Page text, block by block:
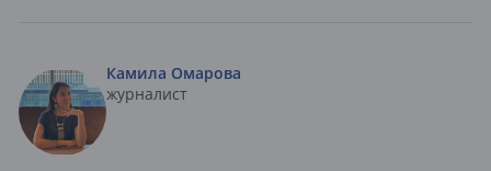
Камила Омарова
журналист